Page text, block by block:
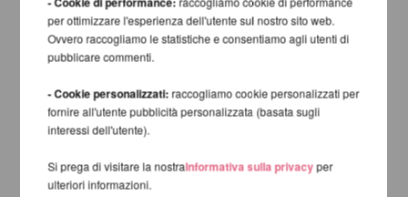
per ottimizzare l'esperienza dell'utente sul nostro sito web.
Ovvero raccogliamo le statistiche e consentiamo agli utenti di
pubblicare commenti.
- Cookie personalizzati: raccogliamo cookie personalizzati per
fornire all'utente pubblicità personalizzata (basata sugli
interessi dell'utente).
Si prega di visitare la nostraInformativa sulla privacyper
ulteriori informazioni.